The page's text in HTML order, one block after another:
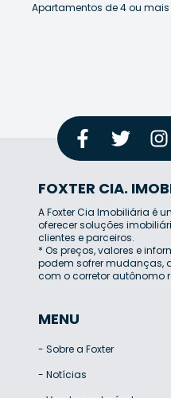
Apartamentos de 4 ou
FOXTER CIA.
A Foxter Cia Imobiliária é
oferecer soluções
clientes e parceiros.
* Os preços, valores e
podem sofrer mudanças,
com o corretor autônomo
MENU
- Sobre a Foxter
- Notícias